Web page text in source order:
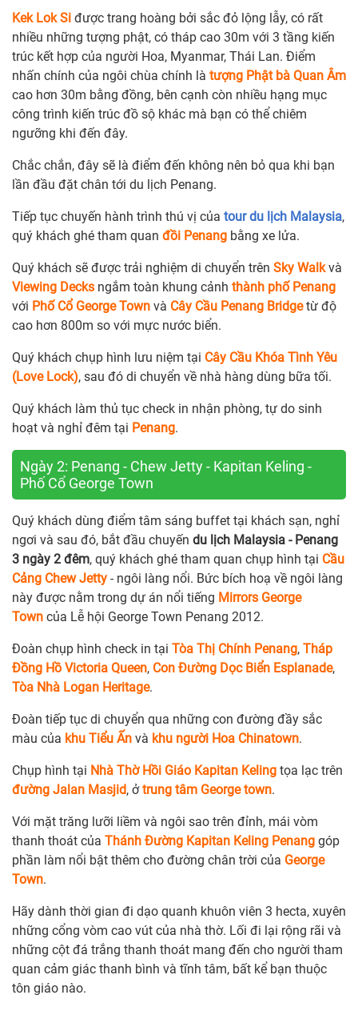
Kek Lok Si được trang hoàng bởi sắc đỏ lộng lẫy, có rất
nhiều những tượng phật, có tháp cao 30m với 3 tầng kiến
trúc kết hợp của người Hoa, Myanmar, Thái Lan. Điểm
nhấn chính của ngôi chùa chính là tượng Phật bà Quan Âm
cao hơn 30m bằng đồng, bên cạnh còn nhiều hạng mục
công trình kiến trúc đồ sộ khác mà bạn có thể chiêm
ngưỡng khi đến đây.
Chắc chắn, đây sẽ là điểm đến không nên bỏ qua khi bạn
lần đầu đặt chân tới du lịch Penang.
Tiếp tục chuyến hành trình thú vị của tour du lịch Malaysia,
quý khách ghé tham quan đồi Penang bằng xe lửa.
Quý khách sẽ được trải nghiệm di chuyển trên Sky Walkvà
Viewing Decks ngắm toàn khung cảnh thành phố Penang
với Phố Cổ George Town và Cây Cầu Penang Bridgetừ độ
cao hơn 800m so với mực nước biển.
Quý khách chụp hình lưu niệm tại Cây Cầu Khóa Tình Yêu
(Love Lock), sau đó di chuyển về nhà hàng dùng bữa tối.
Quý khách làm thủ tục check in nhận phòng, tự do sinh
hoạt và nghỉ đêm tại Penang.
Ngày 2: Penang - Chew Jetty - Kapitan Keling -
Phố Cổ George Town
Quý khách dùng điểm tâm sáng buffet tại khách sạn, nghỉ
ngơi và sau đó, bắt đầu chuyến du lịch Malaysia - Penang
3 ngày 2 đêm, quý khách ghé tham quan chụp hình tại Cầu
Cảng Chew Jetty - ngôi làng nổi. Bức bích hoạ về ngôi làng
này được nằm trong dự án nổi tiếng Mirrors George
Town của Lễ hội George Town Penang 2012.
Đoàn chụp hình check in tại Tòa Thị Chính Penang, Tháp
Đồng Hồ Victoria Queen, Con Đường Dọc Biển Esplanade,
Tòa Nhà Logan Heritage.
Đoàn tiếp tục di chuyển qua những con đường đầy sắc
màu của khu Tiểu Ấn và khu người Hoa Chinatown.
Chụp hình tại Nhà Thờ Hồi Giáo Kapitan Keling tọa lạc trên
đường Jalan Masjid, ởtrung tâm George town.
Với mặt trăng lưỡi liềm và ngôi sao trên đỉnh, mái vòm
thanh thoát của Thánh Đường Kapitan Keling Penang góp
phần làm nổi bật thêm cho đường chân trời của George
Town.
Hãy dành thời gian đi dạo quanh khuôn viên 3 hecta, xuyên
những cổng vòm cao vút của nhà thờ. Lối đi lại rộng rãi và
những cột đá trắng thanh thoát mang đến cho người tham
quan cảm giác thanh bình và tĩnh tâm, bất kể bạn thuộc
tôn giáo nào.